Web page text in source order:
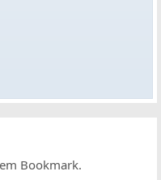
Bookmark.